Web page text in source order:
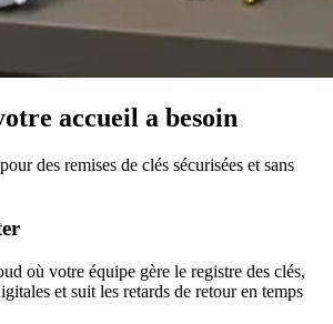
accueil a besoin
des remises de clés sécurisées et sans
où votre équipe gère le registre des clés,
et suit les retards de retour en temps